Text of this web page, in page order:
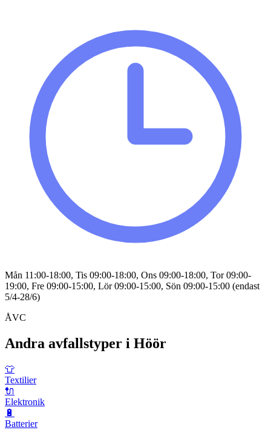
Mån 11:00-18:00, Tis 09:00-18:00, Ons 09:00-18:00, Tor 09:00-
19:00, Fre 09:00-15:00, Lör 09:00-15:00, Sön 09:00-15:00 (endast
5/4-28/6)
ÅVC
Andra avfallstyper i Höör
👕
Textilier
🔌
Elektronik
🔋
Batterier